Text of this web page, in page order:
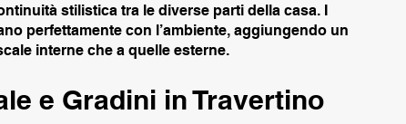
stilistica tra le diverse parti della casa. I
perfettamente con l’ambiente, aggiungendo un
interne che a quelle esterne.
e Gradini in Travertino